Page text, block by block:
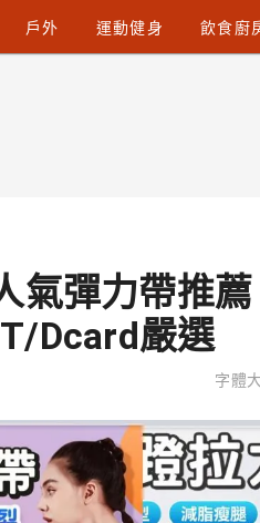
戶外 運動健身 飲食廚
氣彈力帶推
Dcard嚴選
字體